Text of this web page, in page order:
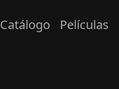
Catálogo Películas